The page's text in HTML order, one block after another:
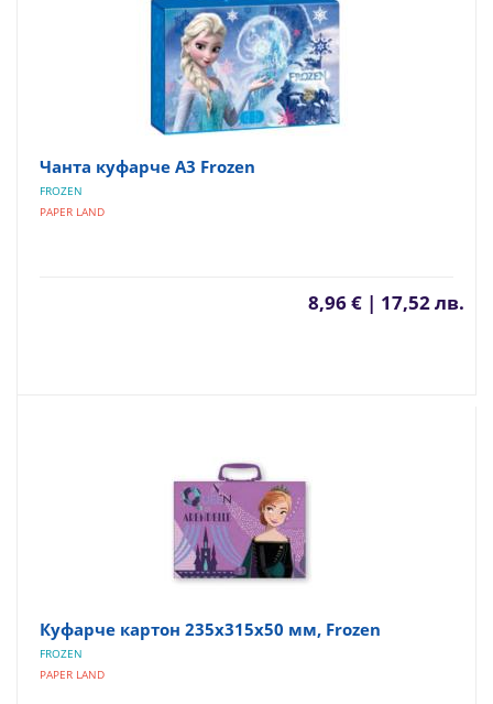
Чанта куфарче А3 Frozen
FROZEN
PAPER LAND
8,96 € | 17,52 лв.
Куфарче картон 235х315х50 мм, Frozen
FROZEN
PAPER LAND